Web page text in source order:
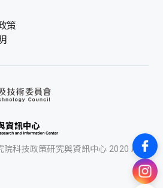
策
科技政策研究與資訊中心 2020 All